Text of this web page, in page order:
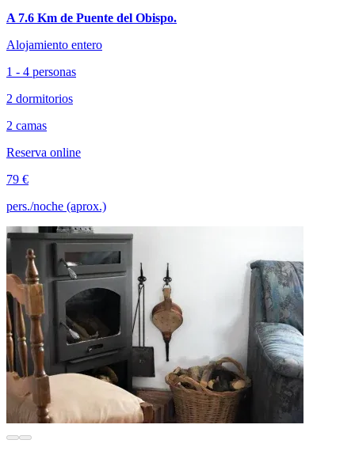
A 7.6 Km de Puente del Obispo.
Alojamiento entero
1 - 4 personas
2 dormitorios
2 camas
Reserva online
79 €
pers./noche (aprox.)